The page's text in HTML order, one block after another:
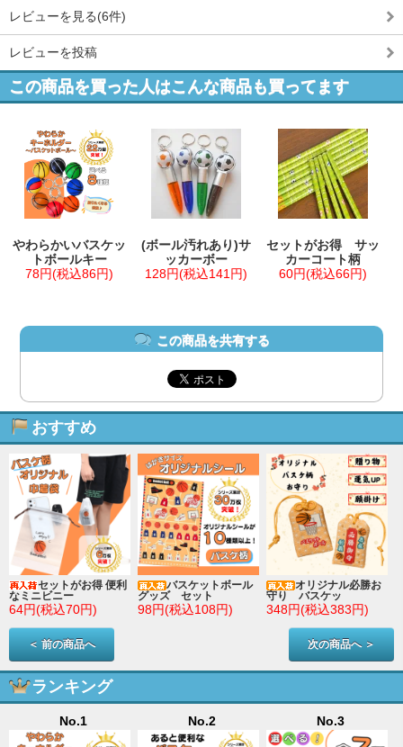
レビューを見る(6件)
レビューを投稿
この商品を買った人はこんな商品も買ってます
やわらかいバスケッ
トボールキー
78円(税込86円)
(ボール汚れあり)サ
ッカーボー
128円(税込141円)
セットがお得 サッ
カーコート柄
60円(税込66円)
この商品を共有する
おすすめ
セットがお得 便利
なミニビニー
64円(税込70円)
バスケットボール
グッズ セット
98円(税込108円)
オリジナル必勝お
守り バスケッ
348円(税込383円)
＜ 前の商品へ 次の商品へ ＞
ランキング
No.1 No.2 No.3